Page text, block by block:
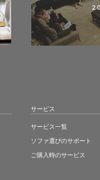
サービス
サービス一覧
ソファ選びのサポート
ご購入時のサービス